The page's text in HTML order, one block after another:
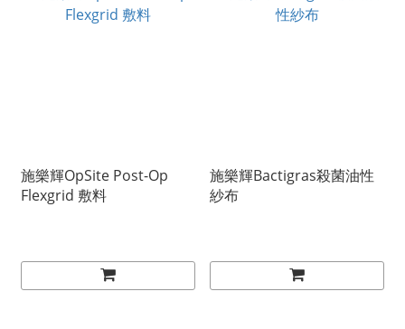
施樂輝OpSite Post-Op
Flexgrid 敷料
施樂輝Bactigras殺菌油性
紗布